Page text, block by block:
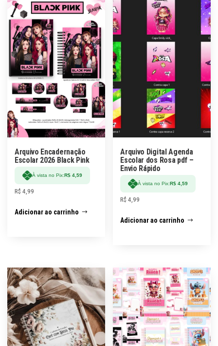
Arquivo Encadernação
Escolar 2026 Black Pink
À vista no Pix:R$ 4,59
R$ 4,99
Adicionar ao carrinho
Arquivo Digital Agenda
Escolar dos Rosa pdf –
Envio Rápido
À vista no Pix:R$ 4,59
R$ 4,99
Adicionar ao carrinho